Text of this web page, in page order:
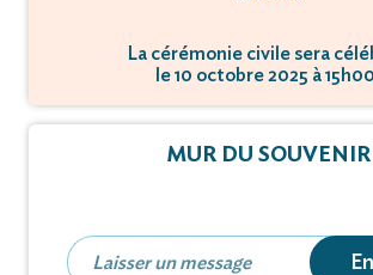
La cérémonie civile sera
le 10 octobre 2025 à
MUR DU SOUVENIR